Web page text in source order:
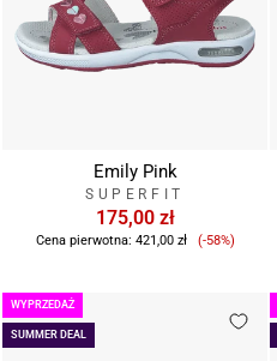
Emily Pink
SUPERFIT
175,00 zł
Cena pierwotna: 421,00 zł
Cena
(-58%)
SUMMER DEAL
WYPRZEDAŻ